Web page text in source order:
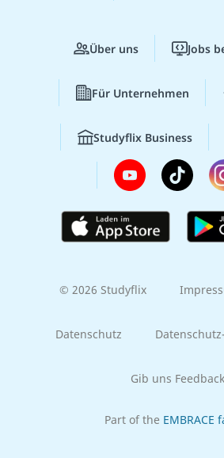
Über uns Jobs
Für Unternehmen
Studyflix Business
© 2026 Studyflix
Datenschutz
Gib uns Feedback
Part of the EMBRACE